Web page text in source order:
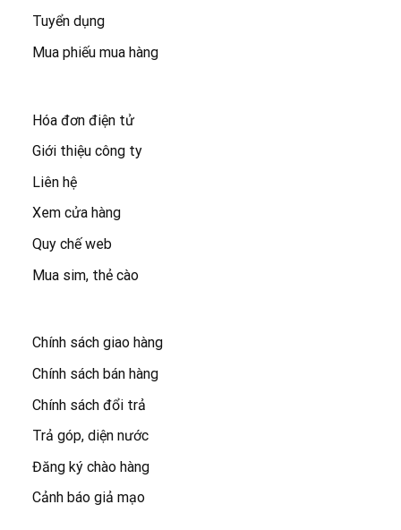
Tuyển dụng
Mua phiếu mua hàng
Hóa đơn điện tử
Giới thiệu công ty
Liên hệ
Xem cửa hàng
Quy chế web
Mua sim, thẻ cào
Chính sách giao hàng
Chính sách bán hàng
Chính sách đổi trả
Trả góp, diện nước
Đăng ký chào hàng
Cảnh báo giả mạo